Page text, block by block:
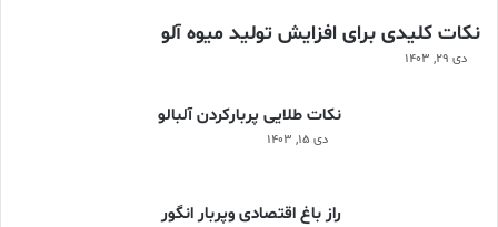
نکات کلیدی برای افزایش تولید میوه آلو
دی ۲۹, ۱۴۰۳
نکات طلایی پربارکردن آلبالو
دی ۱۵, ۱۴۰۳
راز باغ اقتصادی وپربار انگور